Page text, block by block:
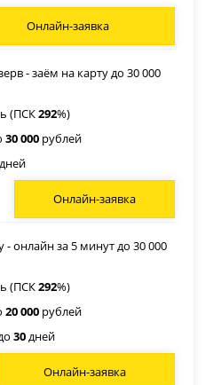
Онлайн-заявка
- заём на карту до 30 000
(ПСК292%)
30 000 рублей
дней
Онлайн-заявка
- онлайн за 5 минут до 30 000
(ПСК292%)
20 000 рублей
30дней
Онлайн-заявка